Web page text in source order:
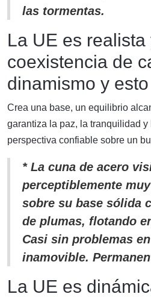
las tormentas.
La UE es
coexistencia de
dinamismo y
Crea una base, un equilibrio
garantiza la paz, la tranquilidad
perspectiva confiable sobre un
* La cuna de acero
perceptiblemente
sobre su base sólida
de plumas, flotando
Casi sin problemas
inamovible.
La UE es